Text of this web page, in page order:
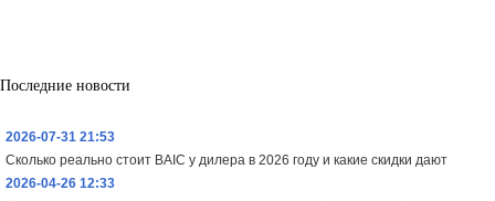
Последние новости
2026-07-31 21:53
Сколько реально стоит BAIC у дилера в 2026 году и какие скидки дают
2026-04-26 12:33